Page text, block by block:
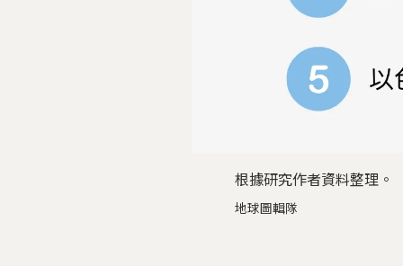
根據研究作者資料整理。
地球圖輯隊